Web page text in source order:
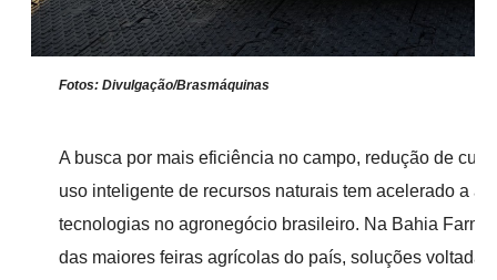
Fotos: Divulgação/Brasmáquinas
A busca por mais eficiência no campo, redução de
uso inteligente de recursos naturais tem acelerado a
tecnologias no agronegócio brasileiro. Na Bahia Farm
das maiores feiras agrícolas do país, soluções